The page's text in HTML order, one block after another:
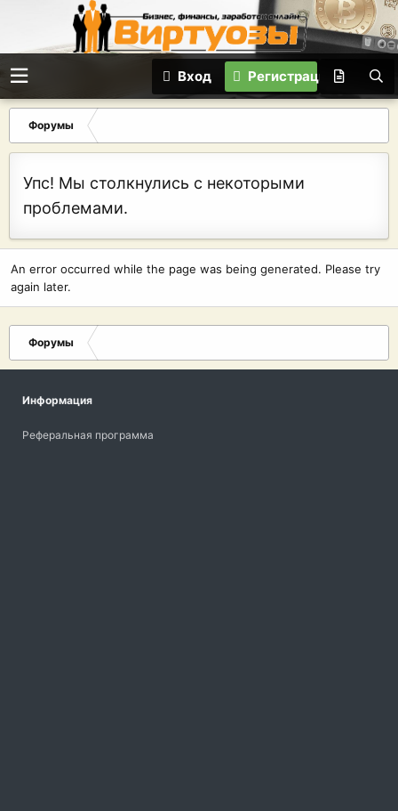
Вход Регистрация
Форумы
Упс! Мы столкнулись с некоторыми
проблемами.
An error occurred while the page was being generated. Please try
again later.
Форумы
Информация
Реферальная программа